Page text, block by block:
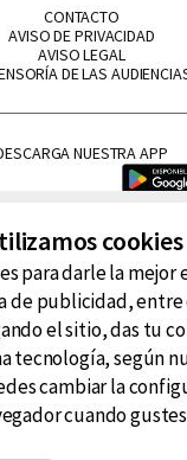
CONTACTO
AVISO DE PRIVACIDAD
AVISO LEGAL
DE LAS
NUESTRA APP
cookies
para darle la mejor
de publicidad, entre
el sitio, das tu
tecnología, según
cambiar la
cuando